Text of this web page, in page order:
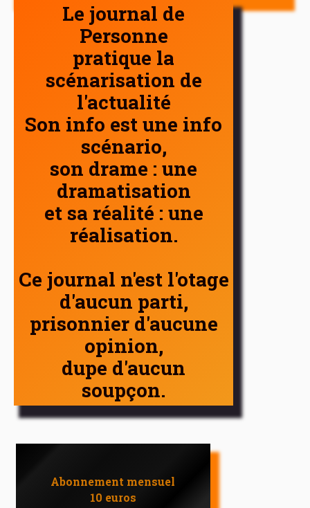
Le journal de
Personne
pratique la
scénarisation de
l'actualité
Son info est une info
scénario,
son drame : une
dramatisation
et sa réalité : une
réalisation.
Ce journal n'est l'otage
d'aucun parti,
prisonnier d'aucune
opinion,
dupe d'aucun
soupçon.
Abonnement mensuel
10 euros